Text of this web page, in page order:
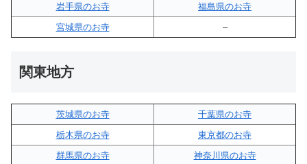
岩手県のお寺
福島県のお寺
宮城県のお寺
–
関東地方
茨城県のお寺
千葉県のお寺
栃木県のお寺
東京都のお寺
群馬県のお寺
神奈川県のお寺